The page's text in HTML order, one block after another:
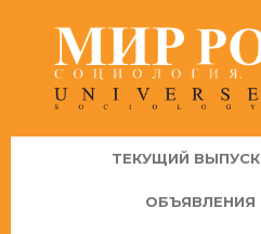
ТЕКУЩИЙ ВЫПУСК
ОБЪЯВЛЕНИЯ